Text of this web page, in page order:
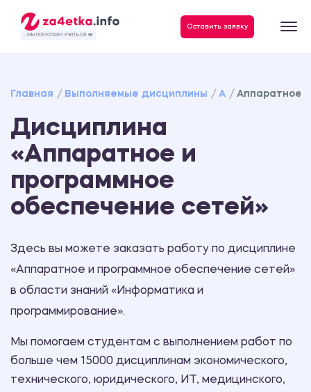
- МЫ ПОМОГАЕМ УЧИТЬСЯ ❤️
Оставить заявку
Главная Выполняемые дисциплины А Аппаратное
Дисциплина
«Аппаратное и
программное
обеспечение сетей»
Здесь вы можете заказать работу по дисциплине
«Аппаратное и программное обеспечение сетей»
в области знаний «Информатика и
программирование».
Мы помогаем студентам с выполнением работ по
больше чем 15000 дисциплинам экономического,
технического, юридического, ИТ, медицинского,